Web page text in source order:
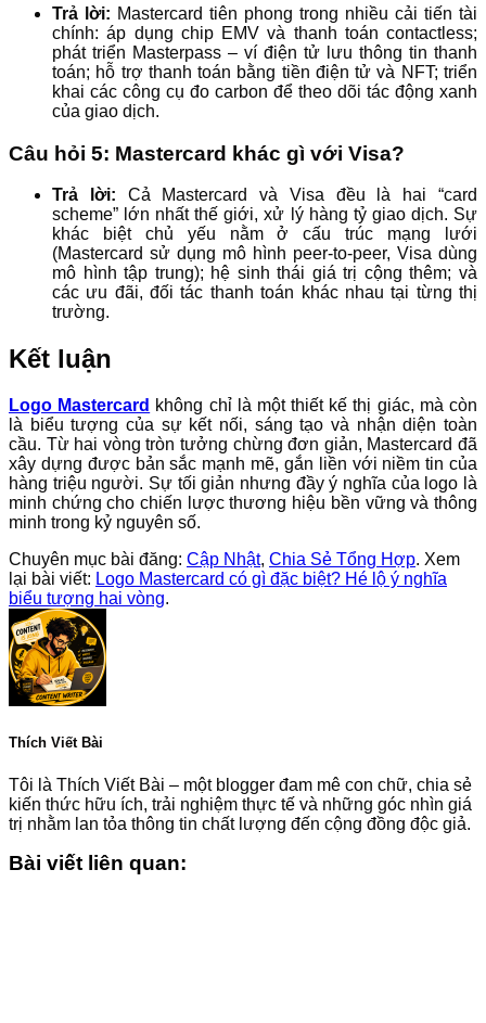
Trả lời: Mastercard tiên phong trong nhiều cải tiến tài
chính: áp dụng chip EMV và thanh toán contactless;
phát triển Masterpass – ví điện tử lưu thông tin thanh
toán; hỗ trợ thanh toán bằng tiền điện tử và NFT; triển
khai các công cụ đo carbon để theo dõi tác động xanh
của giao dịch.
Câu hỏi 5: Mastercard khác gì với Visa?
Trả lời: Cả Mastercard và Visa đều là hai “card
scheme” lớn nhất thế giới, xử lý hàng tỷ giao dịch. Sự
khác biệt chủ yếu nằm ở cấu trúc mạng lưới
(Mastercard sử dụng mô hình peer‑to‑peer, Visa dùng
mô hình tập trung); hệ sinh thái giá trị cộng thêm; và
các ưu đãi, đối tác thanh toán khác nhau tại từng thị
trường.
Kết luận
Logo Mastercard không chỉ là một thiết kế thị giác, mà còn
là biểu tượng của sự kết nối, sáng tạo và nhận diện toàn
cầu. Từ hai vòng tròn tưởng chừng đơn giản, Mastercard đã
xây dựng được bản sắc mạnh mẽ, gắn liền với niềm tin của
hàng triệu người. Sự tối giản nhưng đầy ý nghĩa của logo là
minh chứng cho chiến lược thương hiệu bền vững và thông
minh trong kỷ nguyên số.
Chuyên mục bài đăng: Cập Nhật, Chia Sẻ Tổng Hợp. Xem
lại bài viết: Logo Mastercard có gì đặc biệt? Hé lộ ý nghĩa
biểu tượng hai vòng.
Thích Viết Bài
Tôi là Thích Viết Bài – một blogger đam mê con chữ, chia sẻ
kiến thức hữu ích, trải nghiệm thực tế và những góc nhìn giá
trị nhằm lan tỏa thông tin chất lượng đến cộng đồng độc giả.
Bài viết liên quan: